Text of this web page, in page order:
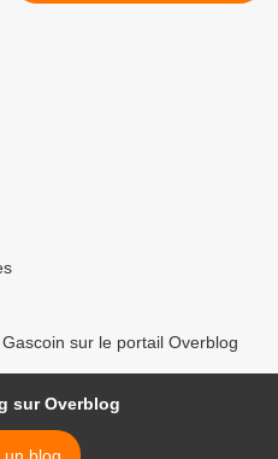
sur le portail Overblog
sur Overblog